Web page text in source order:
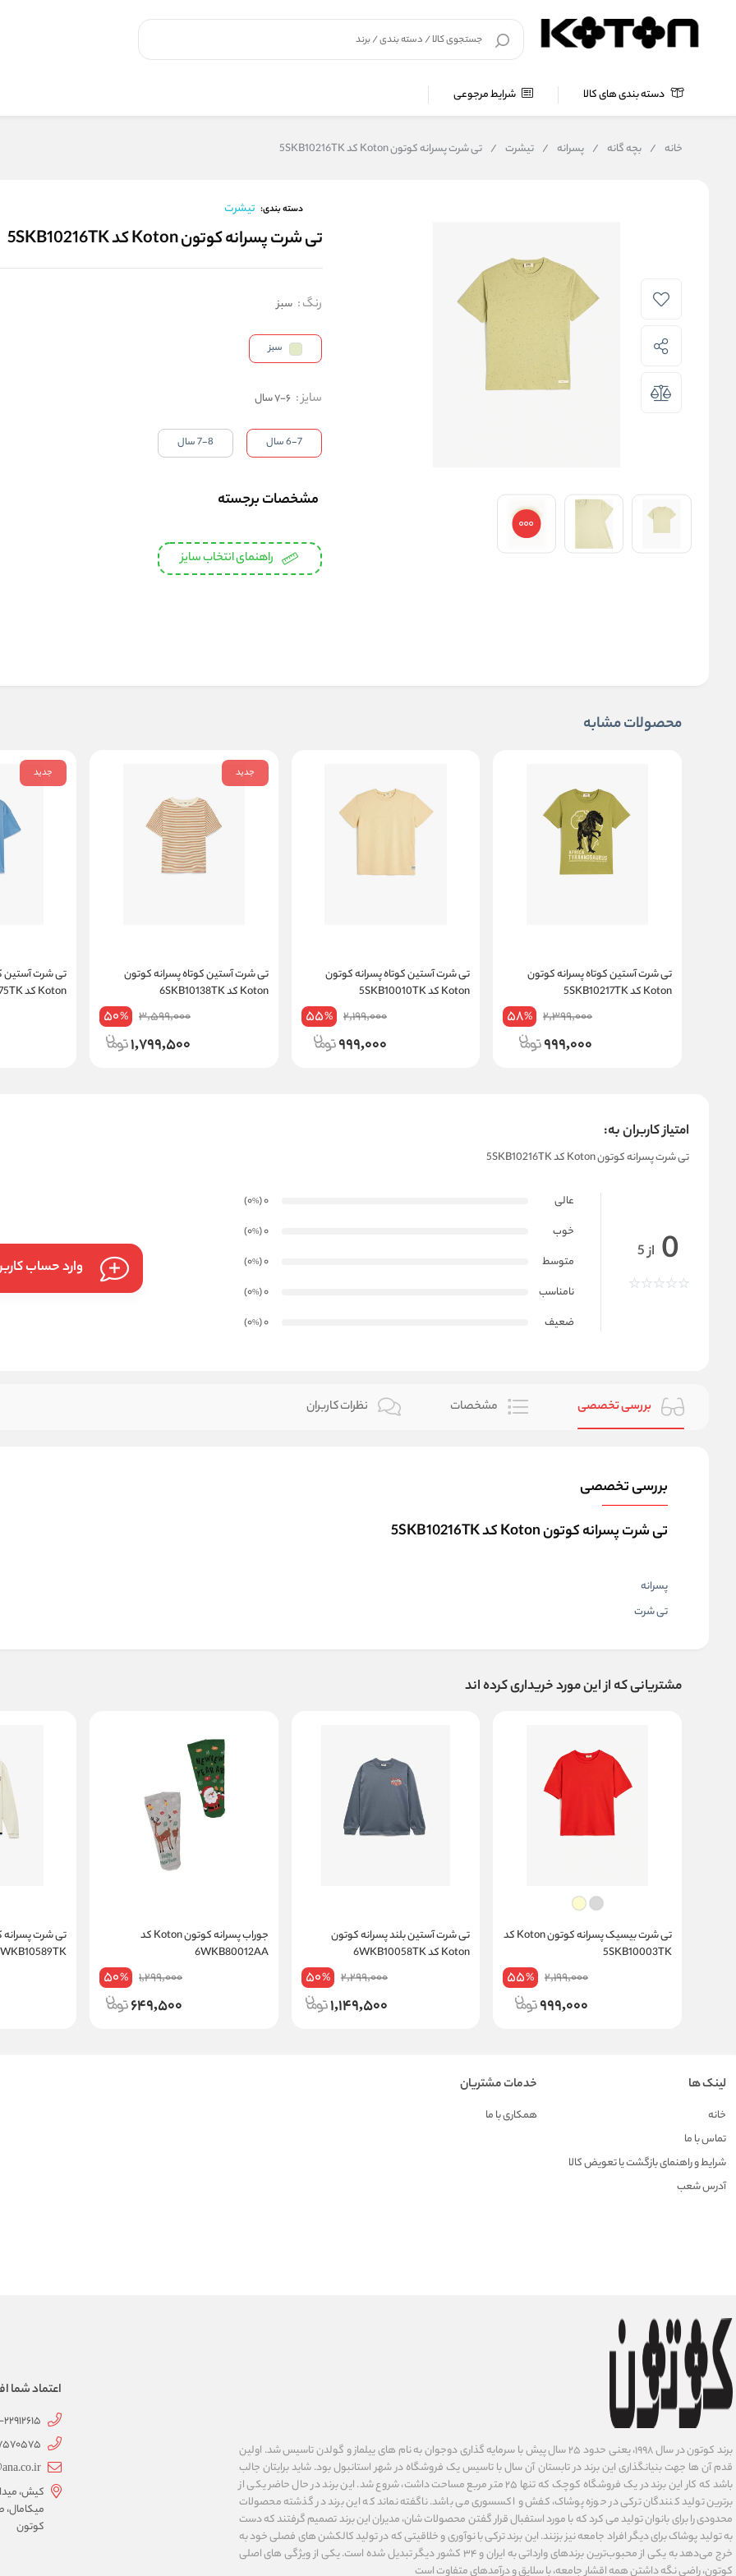
دسته بندی های کالا شرایط مرجوعی
خانه / بچه گانه / پسرانه / تیشرت / تی شرت پسرانه کوتون Koton کد 5SKB10216TK
دسته بندی: تیشرت
تی شرت پسرانه کوتون Koton کد 5SKB10216TK
رنگ: سبز
سبز
سایز: 6-7 سال
6-7 سال 7-8 سال
مشخصات برجسته
راهنمای انتخاب سایز
محصولات مشابه
تی شرت آستین کوتاه پسرانه کوتون
Koton کد 5SKB10217TK
2,399,000
58%
999,000
تی شرت آستین کوتاه پسرانه کوتون
Koton کد 5SKB10010TK
2,199,000
55%
999,000
جدید
تی شرت آستین کوتاه پسرانه کوتون
Koton کد 6SKB10138TK
3,599,000
50%
1,799,500
جدید
تی شرت آستین
Koton کد 6SKB10075TK
امتیاز کاربران به:
تی شرت پسرانه کوتون Koton کد 5SKB10216TK
0 از 5
عالی 0
(0
%
)
خوب
0
(0
%
)
متوسط
0
(0
%
)
نامناسب
0
(0
%
)
ضعیف
0
(0
%
)
وارد حساب
بررسی تخصصی مشخصات نظرات کاربران
بررسی تخصصی
تی شرت پسرانه کوتون Koton کد 5SKB10216TK
پسرانه
تی شرت
مشتریانی که از این مورد خریداری کرده اند
تی شرت بیسیک پسرانه کوتون Koton کد
5SKB10003TK
2,199,000
55%
999,000
تی شرت آستین بلند پسرانه کوتون
Koton کد 6WKB10058TK
2,299,000
50%
1,149,500
جوراب پسرانه کوتون Koton کد
6WKB80012AA
1,299,000
50%
649,500
6WKB10589TK
لینک ها
خانه
تماس با ما
شرایط و راهنمای بازگشت یا تعویض کالا
آدرس شعب
خدمات مشتریان
همکاری با ما
برند کوتون در سال ۱۹۹۸، یعنی حدود ۲۵ سال پیش با سرمایه گذاری دوجوان به نام های ییلماز و گولدن تاسیس شد. اولین
قدم آن ها جهت بنیانگذاری این برند در تابستان آن سال با تاسیس یک فروشگاه در شهر استانبول بود. شاید برایتان جالب
باشد که کار این برند در یک فروشگاه کوچک که تنها ۲۵ متر مربع مساحت داشت، شروع شد. این برند در حال حاضر یکی از
برترین تولید کنندگان ترکی در حوزه پوشاک، کفش و اکسسوری می باشد. ناگفته نماند که این برند در گذشته محصولات
محدودی را برای بانوان تولید می کرد که با مورد استفبال قرار گفتن محصولات شان، مدیران این برند تصمیم گرفتند که دست
به تولید پوشاک برای دیگر افراد جامعه نیز بزنند. این برند ترکی با نوآوری ‌و خلاقیتی که در تولید کالکشن های فصلی خود به
خرج می‌دهد به یکی از محبوب‌ترین برندهای وارداتی به ایران و ۳۴ کشور دیگر تبدیل شده‌ است. یکی از ویژگی های اصلی
کوتون، راضی نگه داشتن همه اقشار جامعه، با سلایق و درآمدهای متفاوت است
اعتماد شما
22912615
کیش،
کوتون